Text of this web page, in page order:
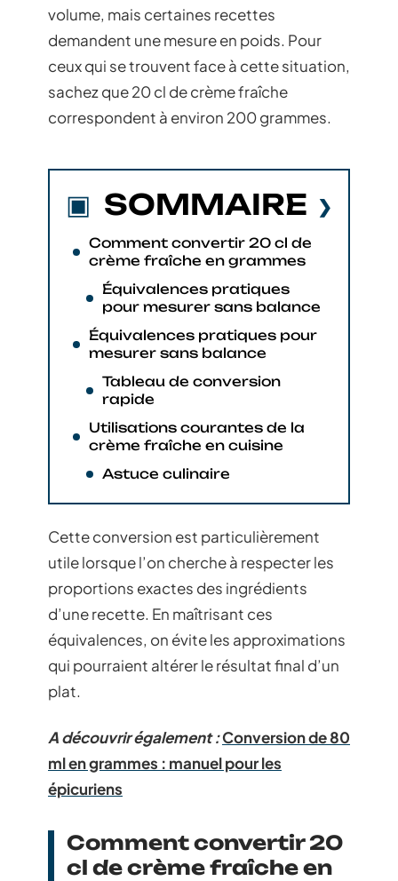
volume, mais certaines recettes
demandent une mesure en poids. Pour
ceux qui se trouvent face à cette situation,
sachez que 20 cl de crème fraîche
correspondent à environ 200 grammes.
SOMMAIRE
Comment convertir 20 cl de
crème fraîche en grammes
Équivalences pratiques
pour mesurer sans balance
Équivalences pratiques pour
mesurer sans balance
Tableau de conversion
rapide
Utilisations courantes de la
crème fraîche en cuisine
Astuce culinaire
Cette conversion est particulièrement
utile lorsque l’on cherche à respecter les
proportions exactes des ingrédients
d’une recette. En maîtrisant ces
équivalences, on évite les approximations
qui pourraient altérer le résultat final d’un
plat.
A découvrir également :Conversion de 80
ml en grammes : manuel pour les
épicuriens
Comment convertir 20
cl de crème fraîche en